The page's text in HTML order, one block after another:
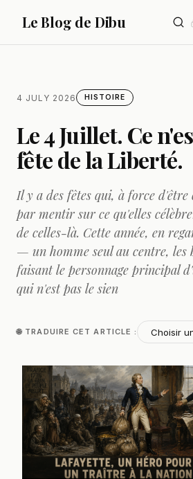
Le Blog de Dibu
4 JULY 2026 HISTOIRE
Le 4 Juillet. Ce
fête de la Liberté.
Il y a des fêtes qui, à force d'être
par mentir sur ce qu'elles
de celles-là. Cette année, en
— un homme seul au centre, les
faisant le personnage principal
qui n'est pas le sien
🌐 TRADUIRE CET ARTICLE :